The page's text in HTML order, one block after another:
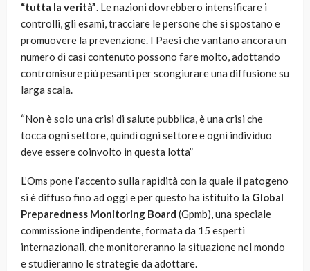
“tutta la verità”. Le nazioni dovrebbero intensificare i
controlli, gli esami, tracciare le persone che si spostano e
promuovere la prevenzione. I Paesi che vantano ancora un
numero di casi contenuto possono fare molto, adottando
contromisure più pesanti per scongiurare una diffusione su
larga scala.
“Non è solo una crisi di salute pubblica, è una crisi che
tocca ogni settore, quindi ogni settore e ogni individuo
deve essere coinvolto in questa lotta”
L’Oms pone l’accento sulla rapidità con la quale il patogeno
si è diffuso fino ad oggi e per questo ha istituito la Global
Preparedness Monitoring Board (Gpmb), una speciale
commissione indipendente, formata da 15 esperti
internazionali, che monitoreranno la situazione nel mondo
e studieranno le strategie da adottare.